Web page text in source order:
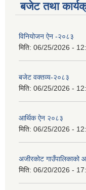
बजेट तथा
विनियोजन ऐन -२०८३
मिति: 06/25/2026 -
बजेट वक्तव्य-२०८३
मिति: 06/25/2026 -
आर्थिक ऐन २०८३
मिति: 06/25/2026 -
अजीरकोट गाउँपालिकाको
मिति: 06/20/2026 -